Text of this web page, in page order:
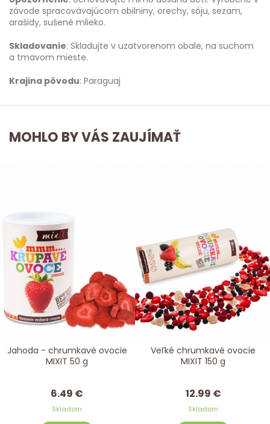
závode spracovávajúcom obilniny, orechy, sóju, sezam,
arašidy, sušené mlieko.
Skladovanie: Skladujte v uzatvorenom obale, na suchom
a tmavom mieste.
Krajina pôvodu: Paraguaj
MOHLO BY VÁS ZAUJÍMAŤ
Jahoda - chrumkavé ovocie
MIXIT 50 g
6.49 €
Skladom
Veľké chrumkavé ovocie
MIXIT 150 g
12.99 €
Skladom